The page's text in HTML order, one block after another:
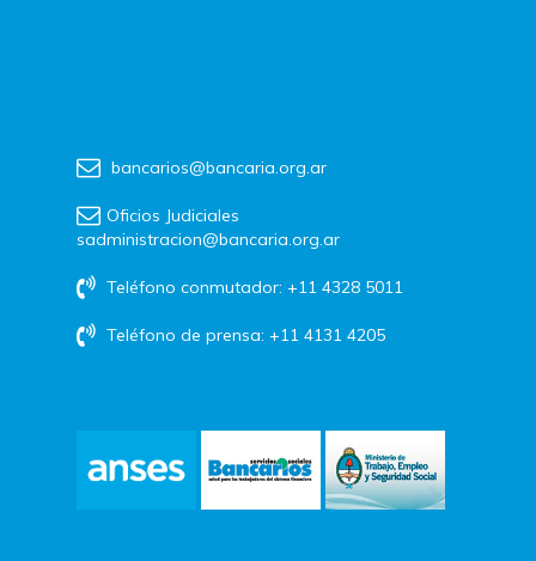
bancarios@bancaria.org.ar
Oficios Judiciales
sadministracion@bancaria.org.ar
Teléfono conmutador: +11 4328 5011
Teléfono de prensa: +11 4131 4205